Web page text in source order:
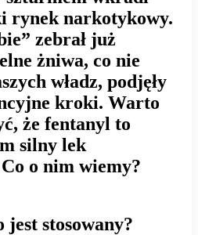
rynek narkotykowy.
zebrał już
żniwa, co nie
władz, podjęły
kroki. Warto
że fentanyl to
silny lek
o nim wiemy?
jest stosowany?